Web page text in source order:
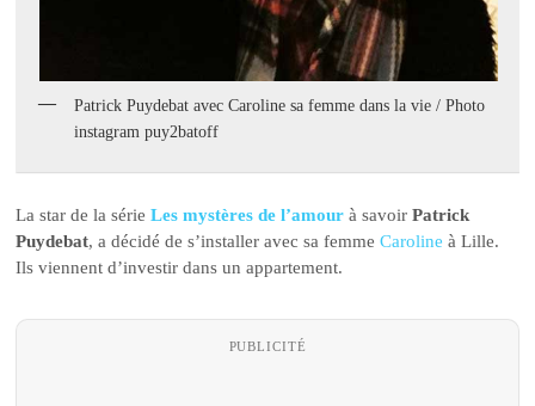
Patrick Puydebat avec Caroline sa femme dans la vie / Photo
instagram puy2batoff
La star de la série Les mystères de l’amour à savoirPatrick
Puydebat, a décidé de s’installer avec sa femmeCaroline à Lille.
Ils viennent d’investir dans un appartement.
PUBLICITÉ